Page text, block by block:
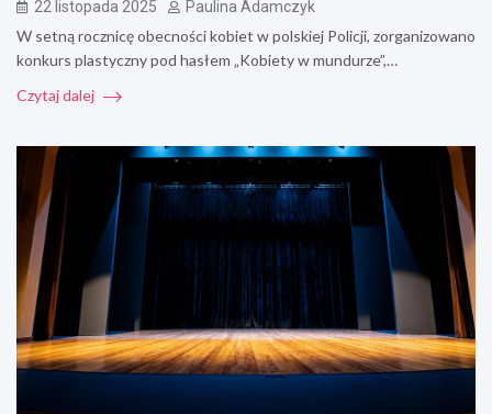
22 listopada 2025 Paulina Adamczyk
W setną rocznicę obecności kobiet w polskiej Policji, zorganizowano
konkurs plastyczny pod hasłem „Kobiety w mundurze”,…
Czytaj dalej